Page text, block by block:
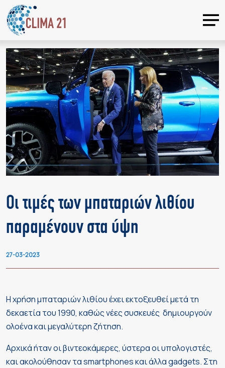
Οι τιμές των μπαταριών λιθίου
παραμένουν στα ύψη
27-03-2023
Η χρήση μπαταριών λιθίου έχει εκτοξευθεί μετά τη
δεκαετία του 1990, καθώς νέες συσκευές δημιουργούν
ολοένα και μεγαλύτερη ζήτηση.
Αρχικά ήταν οι βιντεοκάμερες, ύστερα οι υπολογιστές,
και ακολούθησαν τα smartphones και άλλα gadgets. Στη